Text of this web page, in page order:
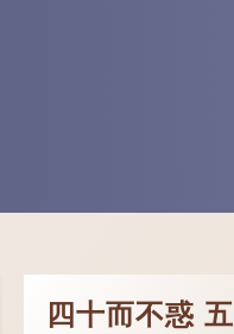
四十而不惑 五